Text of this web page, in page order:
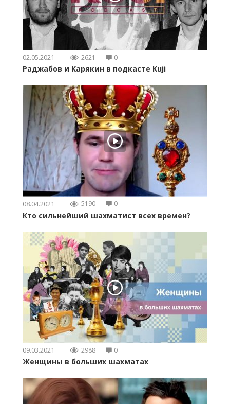
02.05.2021 2621 0
Раджабов и Карякин в подкасте Kuji
08.04.2021 5190 0
Кто сильнейший шахматист всех времен?
09.03.2021 2988 0
Женщины в больших шахматах